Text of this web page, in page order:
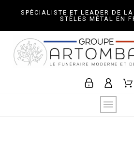
SPÉCIALISTE ET LEADER DE
STÈLES MÉTAL EN